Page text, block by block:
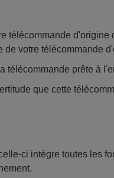
télécommande
votre télécommande
télécommande prête à
que cette
ci intègre toutes les